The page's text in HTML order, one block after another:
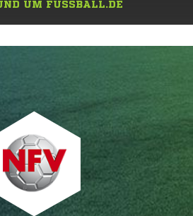
UM FUSSBALL.DE